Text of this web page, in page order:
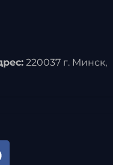
220037 г. Минск,